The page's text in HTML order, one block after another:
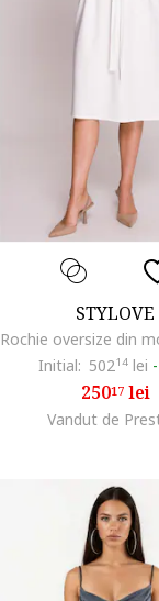
STYLOVE
Rochie oversize din
Initial: 50214lei -
25017lei
Vandut de